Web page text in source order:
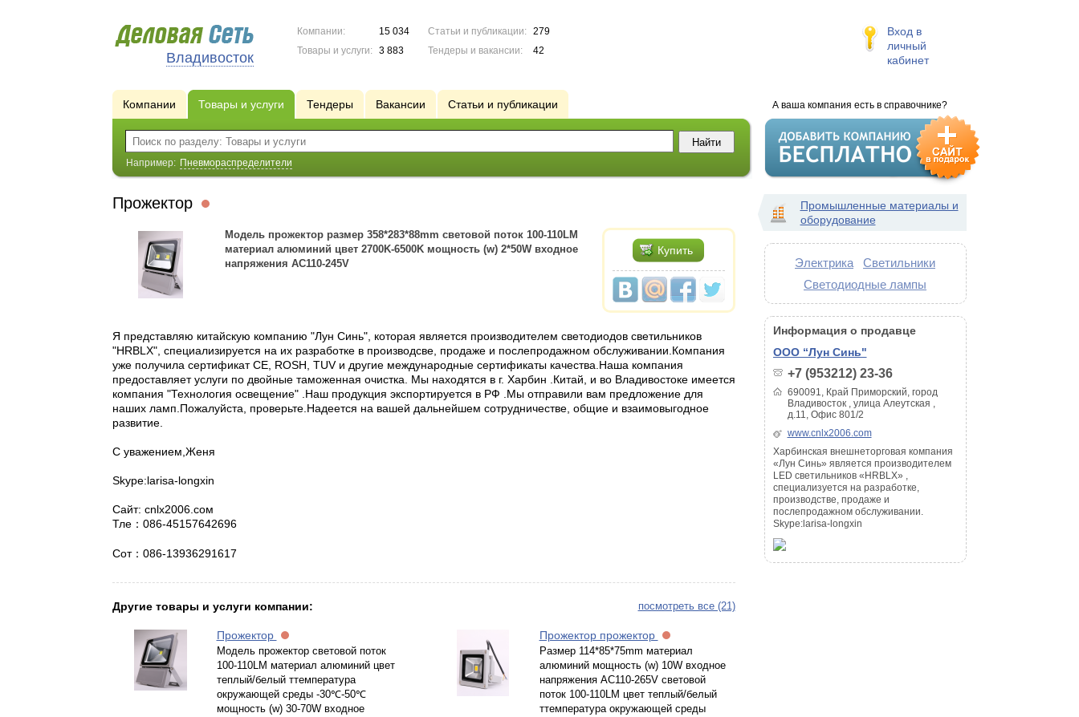
Владивосток
Компании:
15 034
Товары и услуги:
3 883
Статьи и публикации:
279
Тендеры и вакансии:
42
Вход в
личный
кабинет
А ваша компания есть в справочнике?
Компании Товары и услуги Тендеры Вакансии Статьи и публикации
Например: Пневмораспределители
Прожектор
Купить
Модель прожектор размер 358*283*88mm световой поток 100-110LM
материал алюминий цвет 2700K-6500K мощность (w) 2*50W входное
напряжения AC110-245V
Я представляю китайскую компанию "Лун Синь", которая является производителем светодиодов светильников
"HRBLX", специализируется на их разработке в производсве, продаже и послепродажном обслуживании.Компания
уже получила сертификат CE, ROSH, TUV и другие международные сертификаты качества.Наша компания
предоставляет услуги по двойные таможенная очистка. Мы находятся в г. Харбин .Китай, и во Владивостоке имеется
компания "Технология освещение" .Наш продукция экспортируется в РФ .Мы отправили вам предложение для
наших ламп.Пожалуйста, проверьте.Надеется на вашей дальнейшем сотрудничестве, общие и взаимовыгодное
развитие.
С уважением, Женя
Skype:larisa-longxin
Сайт: cnlx2006.сом
Тле： 086-45157642696
Сот： 086-13936291617
посмотреть все (21)
Другие товары и услуги компании:
Прожектор
Модель прожектор световой поток
100-110LM материал алюминий цвет
теплый/белый ттемпература
окружающей среды -30℃-50℃
мощность (w) 30-70W входное
Прожектор прожектор
Размер 114*85*75mm материал
алюминий мощность (w) 10W входное
напряжения AC110-265V световой
поток 100-110LM цвет теплый/белый
ттемпература окружающей среды
Промышленные материалы и
оборудование
Электрика
Светильники
Светодиодные лампы
Информация о продавце
ООО “Лун Синь"
+7 (953212) 23-36
690091, Край Приморский, город
Владивосток , улица Алеутская ,
д.11, Офис 801/2
www.cnlx2006.com
Харбинская внешнеторговая компания
«Лун Синь» является производителем
LED светильников «HRBLX» ,
специализуется на разработке,
производстве, продаже и
послепродажном обслуживании.
Skype:larisa-longxin